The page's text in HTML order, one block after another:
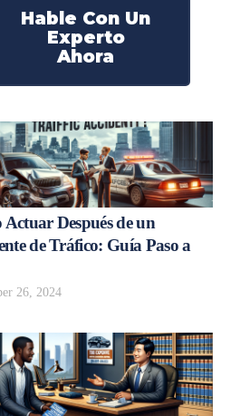
Hable Con Un
Experto
Ahora
Actuar Después de un
de Tráfico: Guía Paso a
26, 2024